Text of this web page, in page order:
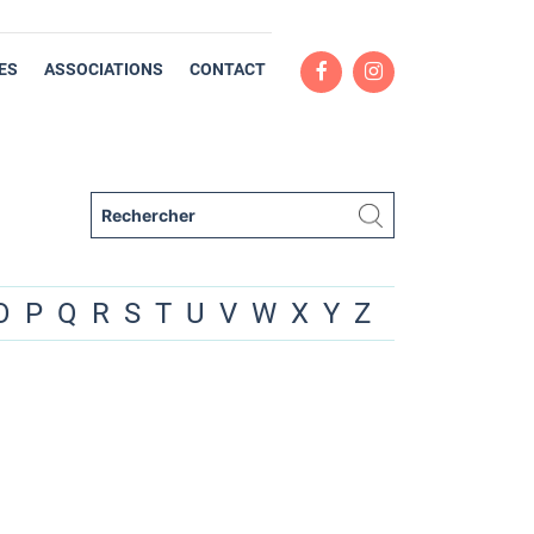
ASSOCIATIONS CONTACT
P Q R S T U V W X Y Z